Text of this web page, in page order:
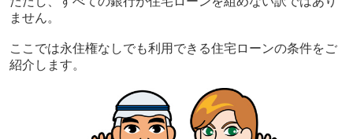
ません。
ここでは永住権なしでも利用できる住宅ローンの条件をご
紹介します。